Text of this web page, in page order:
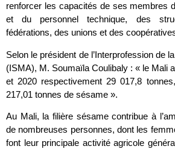
renforcer les capacités de ses membres
et du personnel technique, des
fédérations, des unions et des
Selon le président de l’Interprofession de
(ISMA), M. Soumaïla Coulibaly : « le Mali
et 2020 respectivement 29 017,8
217,01 tonnes de sésame ».
Au Mali, la filière sésame contribue à
de nombreuses personnes, dont les
font leur principale activité agricole